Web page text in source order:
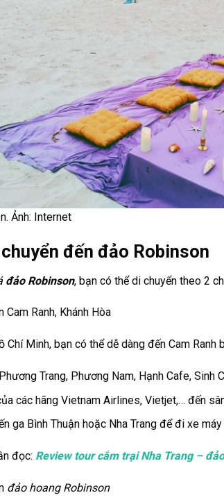
Ảnh: Internet
đến đảo Robinson
đảo Robinson, bạn có thể di chuyển theo 2
Cam Ranh, Khánh Hòa
Chí Minh, bạn có thể dễ dàng đến Cam
Trang, Phương Nam, Hạnh Cafe, Sinh
các hãng Vietnam Airlines, Vietjet,… đến
ga Bình Thuận hoặc Nha Trang để đi xe
đọc: Review tour cắm trại Nha Trang –
đảo hoang Robinson